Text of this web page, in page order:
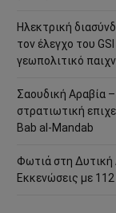
Ηλεκτρική
τον έλεγχο του
γεωπολιτικό
Σαουδική Αραβία
στρατιωτική
Bab al-Mandab
Φωτιά στη Δυτική
Εκκενώσεις με